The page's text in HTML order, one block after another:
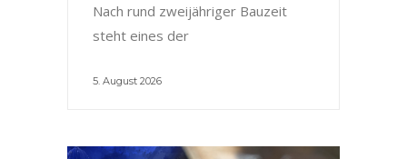
Nach rund zweijähriger Bauzeit
steht eines der
5. August 2026